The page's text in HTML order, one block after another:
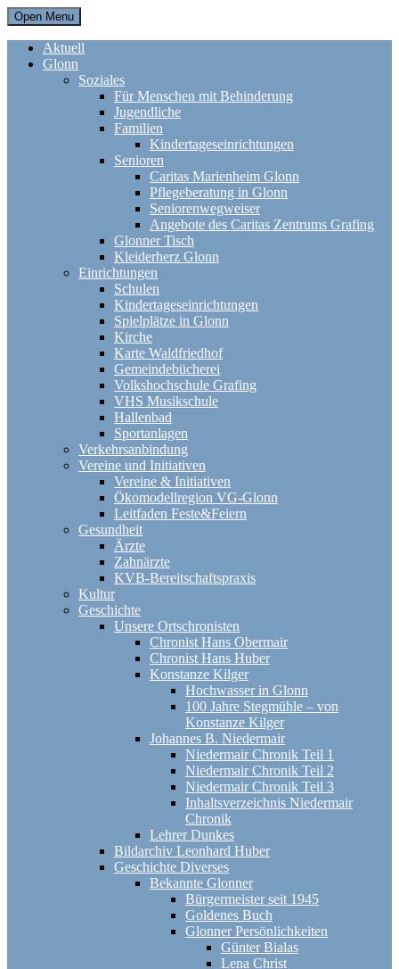
Open Menu
Aktuell
Glonn
Soziales
Für Menschen mit Behinderung
Jugendliche
Familien
Kindertageseinrichtungen
Senioren
Caritas Marienheim Glonn
Pflegeberatung in Glonn
Seniorenwegweiser
Angebote des Caritas Zentrums Grafing
Glonner Tisch
Kleiderherz Glonn
Einrichtungen
Schulen
Kindertageseinrichtungen
Spielplätze in Glonn
Kirche
Karte Waldfriedhof
Gemeindebücherei
Volkshochschule Grafing
VHS Musikschule
Hallenbad
Sportanlagen
Verkehrsanbindung
Vereine und Initiativen
Vereine & Initiativen
Ökomodellregion VG-Glonn
Leitfaden Feste&Feiern
Gesundheit
Ärzte
Zahnärzte
KVB-Bereitschaftspraxis
Kultur
Geschichte
Unsere Ortschronisten
Chronist Hans Obermair
Chronist Hans Huber
Konstanze Kilger
Hochwasser in Glonn
100 Jahre Stegmühle – von
Konstanze Kilger
Johannes B. Niedermair
Niedermair Chronik Teil 1
Niedermair Chronik Teil 2
Niedermair Chronik Teil 3
Inhaltsverzeichnis Niedermair
Chronik
Lehrer Dunkes
Bildarchiv Leonhard Huber
Geschichte Diverses
Bekannte Glonner
Bürgermeister seit 1945
Goldenes Buch
Glonner Persönlichkeiten
Günter Bialas
Lena Christ